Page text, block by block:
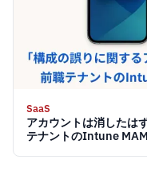
SaaS
アカウントは消したは
テナントのIntune